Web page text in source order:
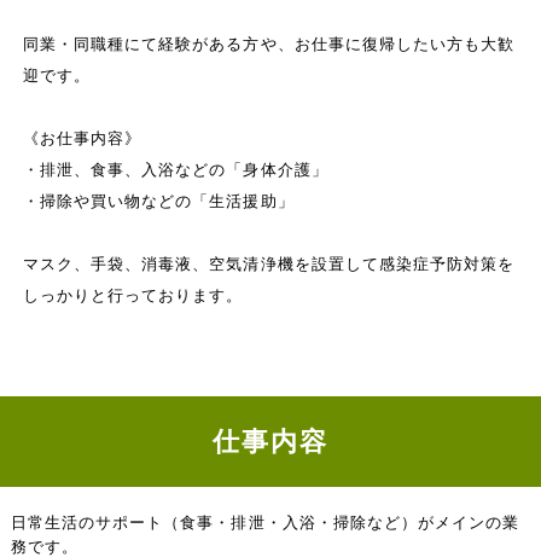
同業・同職種にて経験がある方や、お仕事に復帰したい方も大歓
迎です。
《お仕事内容》
・排泄、食事、入浴などの「身体介護」
・掃除や買い物などの「生活援助」
マスク、手袋、消毒液、空気清浄機を設置して感染症予防対策を
しっかりと行っております。
仕事内容
日常生活のサポート（食事・排泄・入浴・掃除など）がメインの業
務です。